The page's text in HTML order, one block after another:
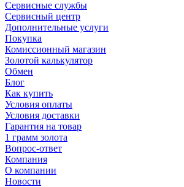
Сервисные службы
Сервисный центр
Дополнительные услуги
Покупка
Комиссионный магазин
Золотой калькулятор
Обмен
Блог
Как купить
Условия оплаты
Условия доставки
Гарантия на товар
1 грамм золота
Вопрос-ответ
Компания
О компании
Новости